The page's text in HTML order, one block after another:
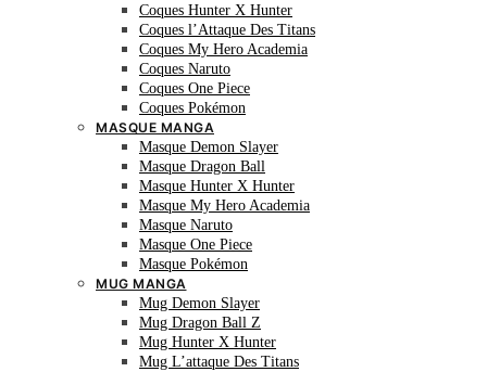
Coques Hunter X Hunter
Coques l’Attaque Des Titans
Coques My Hero Academia
Coques Naruto
Coques One Piece
Coques Pokémon
MASQUE MANGA
Masque Demon Slayer
Masque Dragon Ball
Masque Hunter X Hunter
Masque My Hero Academia
Masque Naruto
Masque One Piece
Masque Pokémon
MUG MANGA
Mug Demon Slayer
Mug Dragon Ball Z
Mug Hunter X Hunter
Mug L’attaque Des Titans